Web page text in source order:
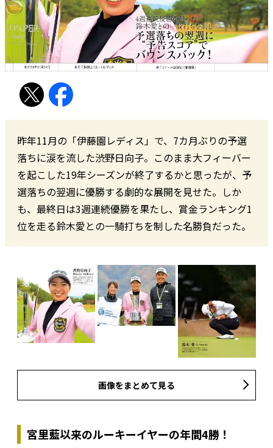
昨年11月の「伊藤園レディス」で、7カ月ぶりの予選
落ちに涙を流した渋野日向子。このまま大フィーバー
を起こした19年シーズンが終了するかと思ったが、予
選落ちの翌週に優勝する劇的な展開を見せた。しか
も、最終日は3週連続優勝を果たし、賞金ランキング1
位を走る鈴木愛との一騎打ちを制した名勝負だった。
画像をまとめて見る
宮里藍以来のルーキーイヤーの年間4勝！